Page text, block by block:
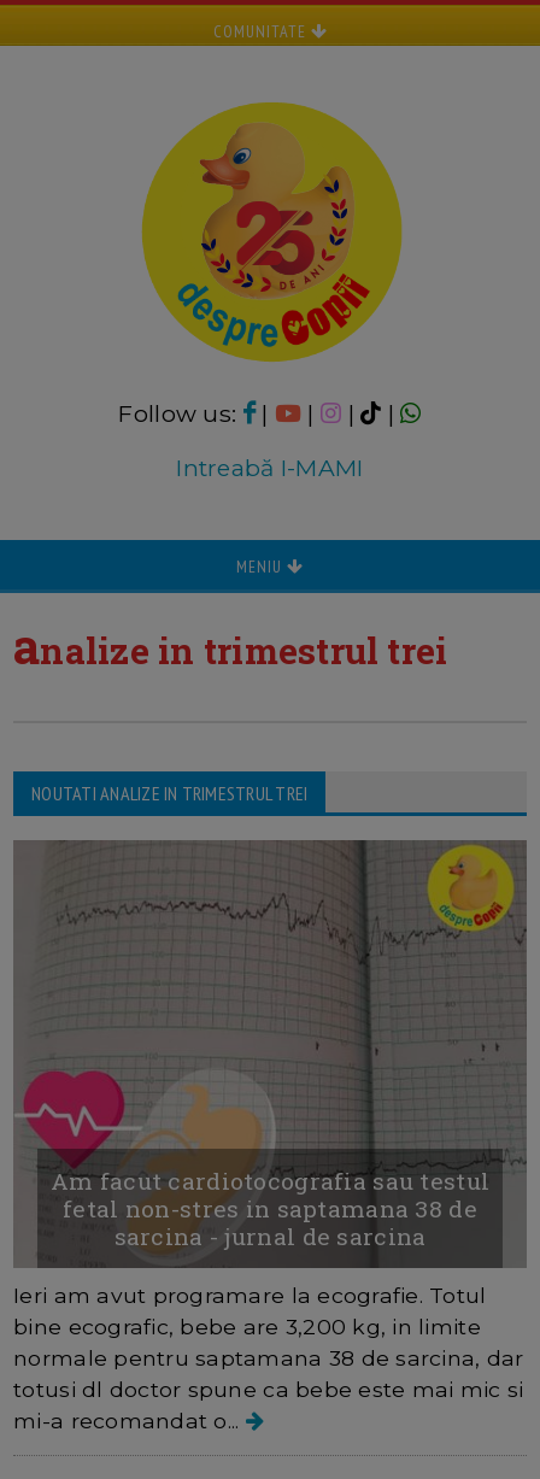
COMUNITATE
Follow us: | | |
|
Intreabă I-MAMI
MENIU
analize in trimestrul trei
NOUTATI ANALIZE IN TRIMESTRUL TREI
Am facut cardiotocografia sau testul
fetal non-stres in saptamana 38 de
sarcina - jurnal de sarcina
Ieri am avut programare la ecografie. Totul
bine ecografic, bebe are 3,200 kg, in limite
normale pentru saptamana 38 de sarcina, dar
totusi dl doctor spune ca bebe este mai mic si
mi-a recomandat o...